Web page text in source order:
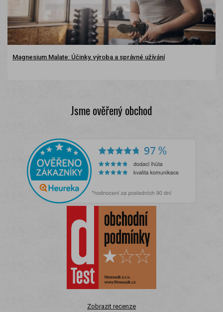
Magnesium Malate: Účinky, výroba a správné užívání
Jsme ověřený obchod
Zobrazit recenze